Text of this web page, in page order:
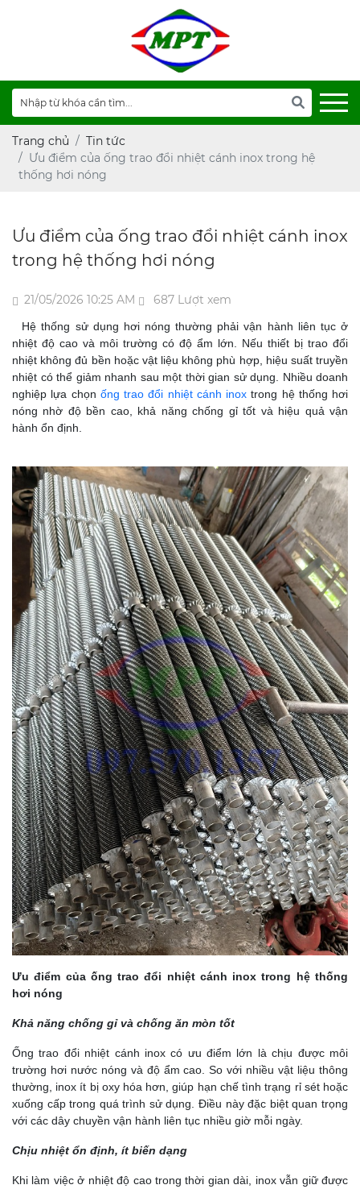
Trang chủ
Tin tức
Ưu điểm của ống trao đổi nhiệt cánh inox trong hệ
thống hơi nóng
Ưu điểm của ống trao đổi nhiệt cánh inox
trong hệ thống hơi nóng
21/05/2026 10:25 AM 687 Lượt xem
Hệ thống sử dụng hơi nóng thường phải vận hành liên tục ở
nhiệt độ cao và môi trường có độ ẩm lớn. Nếu thiết bị trao đổi
nhiệt không đủ bền hoặc vật liệu không phù hợp, hiệu suất truyền
nhiệt có thể giảm nhanh sau một thời gian sử dụng. Nhiều doanh
nghiệp lựa chọn ống trao đổi nhiệt cánh inox trong hệ thống hơi
nóng nhờ độ bền cao, khả năng chống gỉ tốt và hiệu quả vận
hành ổn định.
Ưu điểm của ống trao đổi nhiệt cánh inox trong hệ thống
hơi nóng
Khả năng chống gỉ và chống ăn mòn tốt
Ống trao đổi nhiệt cánh inox có ưu điểm lớn là chịu được môi
trường hơi nước nóng và độ ẩm cao. So với nhiều vật liệu thông
thường, inox ít bị oxy hóa hơn, giúp hạn chế tình trạng rỉ sét hoặc
xuống cấp trong quá trình sử dụng. Điều này đặc biệt quan trọng
với các dây chuyền vận hành liên tục nhiều giờ mỗi ngày.
Chịu nhiệt ổn định, ít biến dạng
Khi làm việc ở nhiệt độ cao trong thời gian dài, inox vẫn giữ được